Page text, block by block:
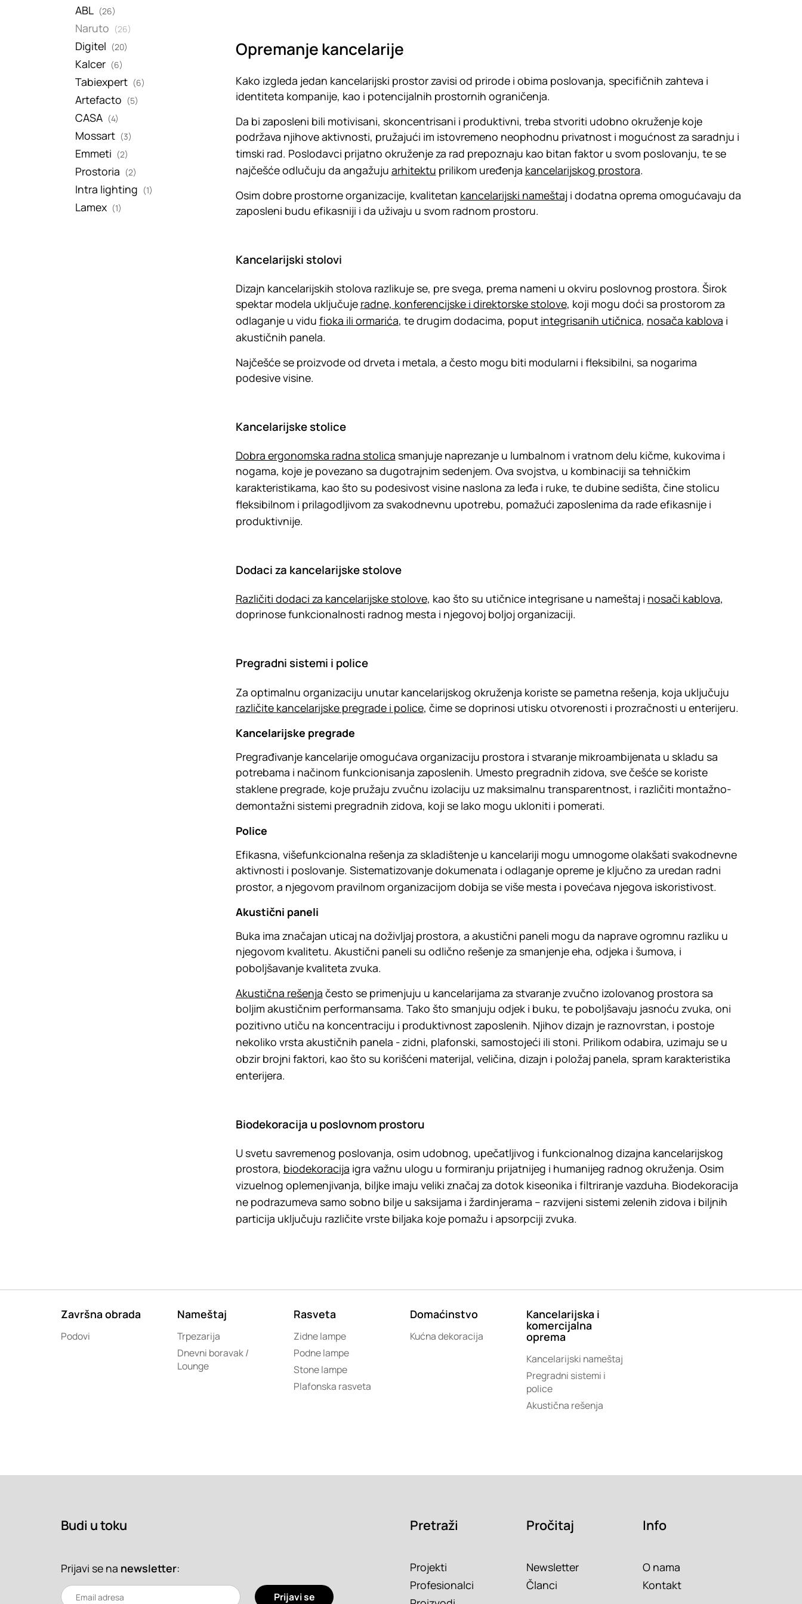
ABL (26)
Naruto (26)
Digitel (20)
Kalcer (6)
Tabiexpert (6)
Artefacto (5)
CASA (4)
Mossart (3)
Emmeti (2)
Prostoria (2)
Intra lighting (1)
Lamex (1)
Opremanje kancelarije
Kako izgleda jedan kancelarijski prostor zavisi od prirode i obima poslovanja, specifičnih zahteva i
identiteta kompanije, kao i potencijalnih prostornih ograničenja.
Da bi zaposleni bili motivisani, skoncentrisani i produktivni, treba stvoriti udobno okruženje koje
podržava njihove aktivnosti, pružajući im istovremeno neophodnu privatnost i mogućnost za saradnju i
timski rad. Poslodavci prijatno okruženje za rad prepoznaju kao bitan faktor u svom poslovanju, te se
najčešće odlučuju da angažuju arhitektu prilikom uređenja kancelarijskog prostora.
Osim dobre prostorne organizacije, kvalitetan kancelarijski nameštaj i dodatna oprema omogućavaju da
zaposleni budu efikasniji i da uživaju u svom radnom prostoru.
Kancelarijski stolovi
Dizajn kancelarijskih stolova razlikuje se, pre svega, prema nameni u okviru poslovnog prostora. Širok
spektar modela uključuje radne, konferencijske i direktorske stolove, koji mogu doći sa prostorom za
odlaganje u vidu fioka ili ormarića, te drugim dodacima, poput integrisanih utičnica, nosača kablova i
akustičnih panela.
Najčešće se proizvode od drveta i metala, a često mogu biti modularni i fleksibilni, sa nogarima
podesive visine.
Kancelarijske stolice
Dobra ergonomska radna stolica smanjuje naprezanje u lumbalnom i vratnom delu kičme, kukovima i
nogama, koje je povezano sa dugotrajnim sedenjem. Ova svojstva, u kombinaciji sa tehničkim
karakteristikama, kao što su podesivost visine naslona za leđa i ruke, te dubine sedišta, čine stolicu
fleksibilnom i prilagodljivom za svakodnevnu upotrebu, pomažući zaposlenima da rade efikasnije i
produktivnije.
Dodaci za kancelarijske stolove
Različiti dodaci za kancelarijske stolove, kao što su utičnice integrisane u nameštaj i nosači kablova,
doprinose funkcionalnosti radnog mesta i njegovoj boljoj organizaciji.
Pregradni sistemi i police
Za optimalnu organizaciju unutar kancelarijskog okruženja koriste se pametna rešenja, koja uključuju
različite kancelarijske pregrade i police, čime se doprinosi utisku otvorenosti i prozračnosti u enterijeru.
Kancelarijske pregrade
Pregrađivanje kancelarije omogućava organizaciju prostora i stvaranje mikroambijenata u skladu sa
potrebama i načinom funkcionisanja zaposlenih. Umesto pregradnih zidova, sve češće se koriste
staklene pregrade, koje pružaju zvučnu izolaciju uz maksimalnu transparentnost, i različiti montažno-
demontažni sistemi pregradnih zidova, koji se lako mogu ukloniti i pomerati.
Police
Efikasna, višefunkcionalna rešenja za skladištenje u kancelariji mogu umnogome olakšati svakodnevne
aktivnosti i poslovanje. Sistematizovanje dokumenata i odlaganje opreme je ključno za uredan radni
prostor, a njegovom pravilnom organizacijom dobija se više mesta i povećava njegova iskoristivost.
Akustični paneli
Buka ima značajan uticaj na doživljaj prostora, a akustični paneli mogu da naprave ogromnu razliku u
njegovom kvalitetu. Akustični paneli su odlično rešenje za smanjenje eha, odjeka i šumova, i
poboljšavanje kvaliteta zvuka.
Akustična rešenja često se primenjuju u kancelarijama za stvaranje zvučno izolovanog prostora sa
boljim akustičnim performansama. Tako što smanjuju odjek i buku, te poboljšavaju jasnoću zvuka, oni
pozitivno utiču na koncentraciju i produktivnost zaposlenih. Njihov dizajn je raznovrstan, i postoje
nekoliko vrsta akustičnih panela - zidni, plafonski, samostojeći ili stoni. Prilikom odabira, uzimaju se u
obzir brojni faktori, kao što su korišćeni materijal, veličina, dizajn i položaj panela, spram karakteristika
enterijera.
Biodekoracija u poslovnom prostoru
U svetu savremenog poslovanja, osim udobnog, upečatljivog i funkcionalnog dizajna kancelarijskog
prostora, biodekoracija igra važnu ulogu u formiranju prijatnijeg i humanijeg radnog okruženja. Osim
vizuelnog oplemenjivanja, biljke imaju veliki značaj za dotok kiseonika i filtriranje vazduha. Biodekoracija
ne podrazumeva samo sobno bilje u saksijama i žardinjerama – razvijeni sistemi zelenih zidova i biljnih
particija uključuju različite vrste biljaka koje pomažu i apsorpciji zvuka.
Završna obrada
Podovi
Nameštaj
Trpezarija
Dnevni boravak /
Lounge
Rasveta
Zidne lampe
Podne lampe
Stone lampe
Plafonska rasveta
Domaćinstvo
Kućna dekoracija
Kancelarijska i
komercijalna
oprema
Kancelarijski nameštaj
Pregradni sistemi i
police
Akustična rešenja
Budi u toku
Prijavi se na newsletter:
Prijavi se
Pretraži
Projekti
Profesionalci
Pročitaj
Newsletter
Članci
Info
O nama
Kontakt